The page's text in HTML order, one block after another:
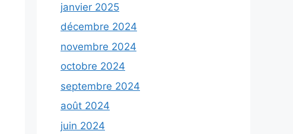
janvier 2025
décembre 2024
novembre 2024
octobre 2024
septembre 2024
août 2024
juin 2024